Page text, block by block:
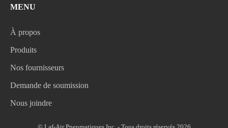
MENU
À propos
Produits
Nos fournisseurs
Demande de soumission
Nous joindre